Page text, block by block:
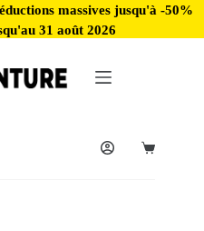
massives jusqu'à -50%
31 août 2026